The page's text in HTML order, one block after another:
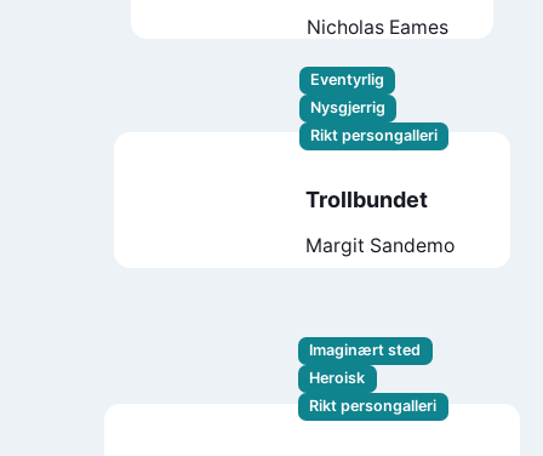
Nicholas Eames
Eventyrlig
Nysgjerrig
Rikt persongalleri
Trollbundet
Margit Sandemo
Imaginært sted
Heroisk
Rikt persongalleri